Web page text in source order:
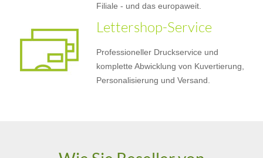
Filiale - und das europaweit.
Lettershop-Service
Professioneller Druckservice und
komplette Abwicklung von Kuvertierung,
Personalisierung und Versand.